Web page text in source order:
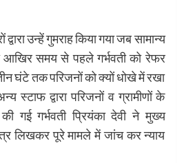
उन्हें गुमराह किया गया जब सामान्य
आखिर समय से पहले गर्भवती को रेफर
घंटे तक परिजनों को क्यों धोखे में रखा
स्टाफ द्वारा परिजनों व ग्रामीणों के
गई गर्भवती प्रियंका देवी ने मुख्य
लिखकर पूरे मामले में जांच कर न्याय